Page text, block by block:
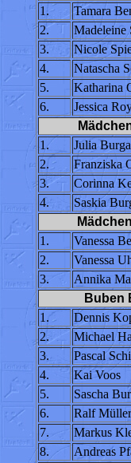
1.
Tamara
2.
Madeleine
3.
Nicole
4.
Natascha
5.
Katharina
6.
Jessica
1.
Julia
2.
Franziska
3.
Corinna
4.
Saskia
1.
Vanessa
2.
Vanessa
3.
Annika
Buben
1.
Dennis
2.
Michael
3.
Pascal
4.
Kai Voos
5.
Sascha
6.
Ralf Müller
7.
Markus
8.
Andreas